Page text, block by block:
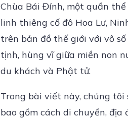
Chùa Bái Đính, một quần
linh thiêng cố đô Hoa Lư,
trên bản đồ thế giới với vô
tịnh, hùng vĩ giữa miền non
du khách và Phật tử.
Trong bài viết này, chúng
bao gồm cách di chuyển,